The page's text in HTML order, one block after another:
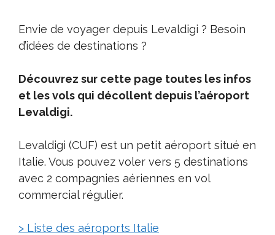
Envie de voyager depuis Levaldigi ? Besoin
d’idées de destinations ?
Découvrez sur cette page toutes les infos
et les vols qui décollent depuis l’aéroport
Levaldigi.
Levaldigi (CUF) est un petit aéroport situé en
Italie. Vous pouvez voler vers 5 destinations
avec 2 compagnies aériennes en vol
commercial régulier.
> Liste des aéroports Italie